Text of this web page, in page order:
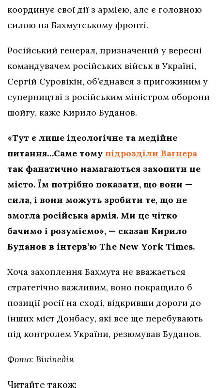
координує свої дії з армією, але є головною
силою на Бахмутському фронті.
Російський генерал, призначений у вересні
командувачем російських військ в Україні,
Сергій Суровікін, об’єднався з пригожиним у
суперництві з російським міністром оборони
шойгу, каже Кирило Буданов.
«Тут є лише ідеологічне та медійне
питання…Саме тому підрозділи Вагнера
так фанатично намагаються захопити це
місто. Їм потрібно показати, що вони —
сила, і вони можуть зробити те, що не
змогла російська армія. Ми це чітко
бачимо і розуміємо», — сказав Кирило
Буданов в інтерв’ю The New York Times.
Хоча захоплення Бахмута не вважається
стратегічно важливим, воно покращило б
позиції росії на сході, відкривши дороги до
інших міст Донбасу, які все ще перебувають
під контролем України, резюмував Буданов.
Фото: Вікіпедія
Читайте також: